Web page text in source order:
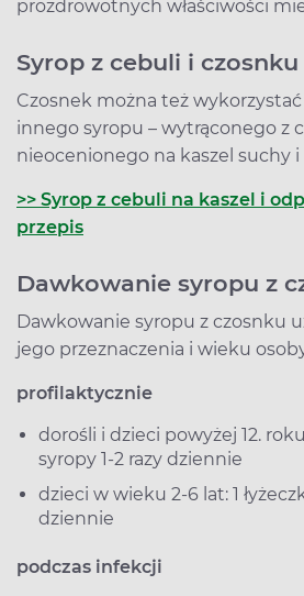
prozdrowotnych właściwości
Syrop z cebuli i czosnku
Czosnek można też
innego syropu – wytrąconego z
nieocenionego na kaszel suchy i
>> Syrop z cebuli na kaszel i
przepis
Dawkowanie syropu z
Dawkowanie syropu z czosnku
jego przeznaczenia i wieku
profilaktycznie
dorośli i dzieci powyżej 12. roku
syropy 1-2 razy dziennie
dzieci w wieku 2-6 lat: 1
dziennie
podczas infekcji